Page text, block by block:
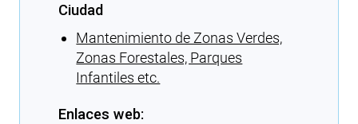
Ciudad
Mantenimiento de Zonas Verdes,
Zonas Forestales, Parques
Infantiles etc.
Enlaces web: